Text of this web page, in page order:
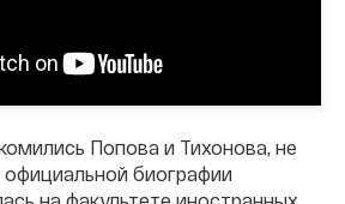
Попова и Тихонова, не
биографии